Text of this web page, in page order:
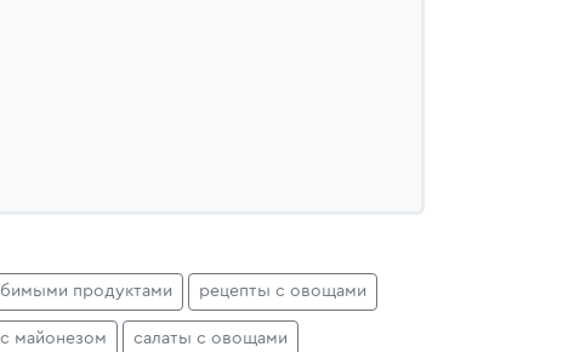
продуктами рецепты с овощами
майонезом салаты с овощами